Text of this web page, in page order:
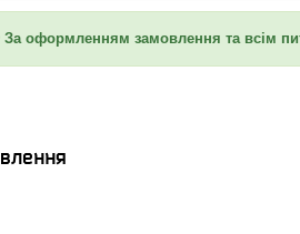
оформленням замовлення та всім